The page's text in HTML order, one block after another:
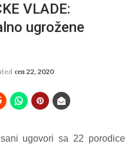
VLADE:
ugrožene
сеп 22, 2020
ugovori sa 22 porodice